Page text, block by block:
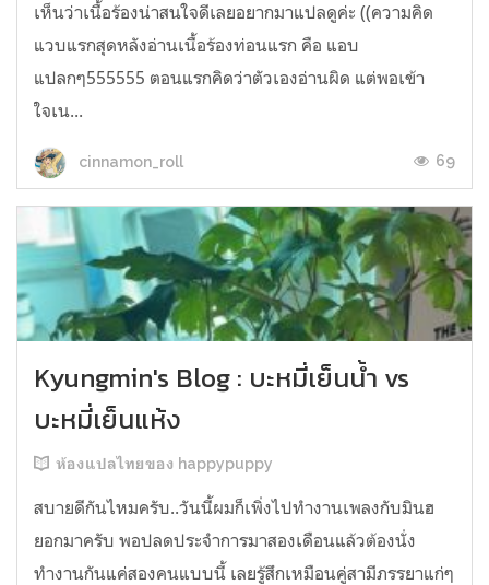
เห็นว่าเนื้อร้องน่าสนใจดีเลยอยากมาแปลดูค่ะ ((ความคิด
แวบแรกสุดหลังอ่านเนื้อร้องท่อนแรก คือ แอบ
แปลกๆ555555 ตอนแรกคิดว่าตัวเองอ่านผิด แต่พอเข้า
ใจเน...
cinnamon_roll 69
Kyungmin's Blog : บะหมี่เย็นน้ำ vs
บะหมี่เย็นแห้ง
ห้องแปลไทยของ happypuppy
สบายดีกันไหมครับ..วันนี้ผมก็เพิ่งไปทำงานเพลงกับมินฮ
ยอกมาครับ พอปลดประจำการมาสองเดือนแล้วต้องนั่ง
ทำงานกันแค่สองคนแบบนี้ เลยรู้สึกเหมือนคู่สามีภรรยาแก่ๆ